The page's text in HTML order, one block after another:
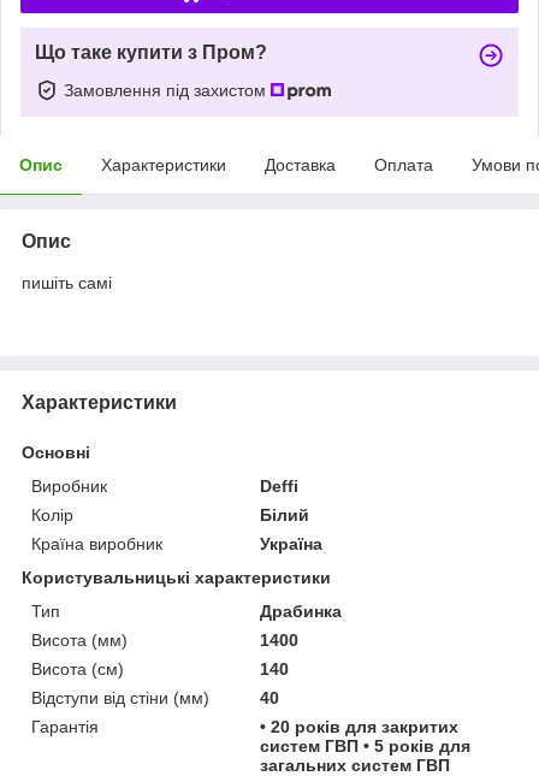
Що таке купити з Пром?
Замовлення під захистом
Опис Характеристики Доставка Оплата Умови
Опис
пишіть самі
Характеристики
Основні
Виробник
Deffi
Колір
Білий
Країна виробник
Україна
Користувальницькі характеристики
Тип
Драбинка
Висота (мм)
1400
Висота (см)
140
Відступи від стіни (мм)
40
Гарантія
• 20 років для закритих
систем ГВП • 5 років для
загальних систем ГВП